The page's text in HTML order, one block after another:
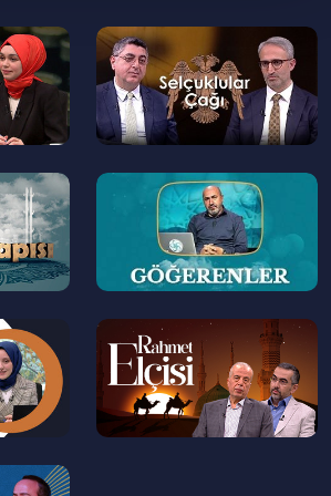
dini inancın ruh
inanç dünyasında deprem
kader anlayışı
insanlarda manevi süreç
--
>
--
--
>
--
>
--
--
>